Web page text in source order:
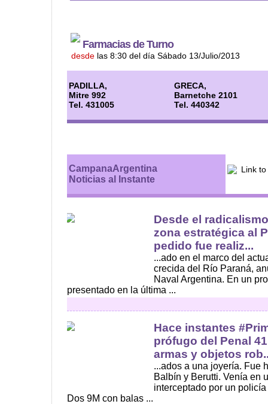
Farmacias de Turno
desde las 8:30 del día Sábado 13/Julio/2013
PADILLA,
Mitre 992
Tel. 431005
GRECA,
Barnetche 2101
Tel. 440342
CampanaArgentina
Noticias al Instante
Desde el
zona estratégica al
pedido fue realiz...
...ado en el marco del
crecida del Río Paraná,
Naval Argentina. En un
presentado en la última ...
Hace instantes
prófugo del Penal
armas y objetos
...ados a una joyería. Fue
Balbín y Berutti. Venía en
interceptado por un
Dos 9M con balas ...